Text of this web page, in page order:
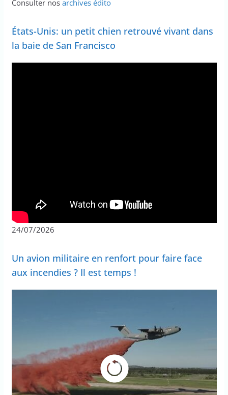
Consulter nos archives édito
États-Unis: un petit chien retrouvé vivant dans
la baie de San Francisco
24/07/2026
Un avion militaire en renfort pour faire face
aux incendies ? Il est temps !